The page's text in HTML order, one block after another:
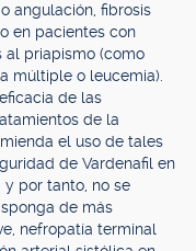
angulación, fibrosis
en pacientes con
al priapismo (como
múltiple o leucemia).
de las
de la
el uso de tales
de Vardenafil en
y por tanto, no se
de más
nefropatía terminal